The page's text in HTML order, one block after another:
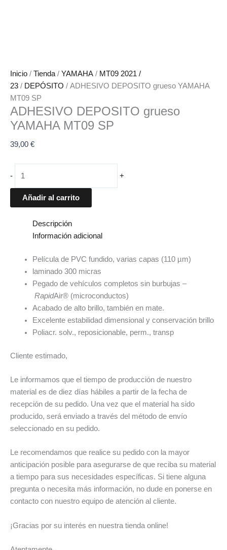
Inicio / Tienda / YAMAHA / MT09 2021 /
23 / DEPÓSITO / ADHESIVO DEPOSITO grueso YAMAHA
MT09 SP
ADHESIVO DEPOSITO grueso
YAMAHA MT09 SP
39,00 €
- +
Añadir al carrito
Descripción
Información adicional
Película de PVC fundido, varias capas (110 µm)
laminado 300 micras
Pegado de vehículos completos sin burbujas –
RapidAir® (microconductos)
Acabado de alto brillo, también en mate.
Excelente estabilidad dimensional y conservación brillo
Poliacr. solv., reposicionable, perm., transp
Cliente estimado,
Le informamos que el tiempo de producción de nuestro
material es de diez días hábiles a partir de la fecha de
recepción de su pedido. Una vez que el material ha sido
producido, será enviado a través del método de envío
seleccionado en su pedido.
Le recomendamos que realice su pedido con la mayor
anticipación posible para asegurarse de que reciba su material
a tiempo para sus necesidades específicas. Si tiene alguna
pregunta o necesita más información, no dude en ponerse en
contacto con nuestro equipo de atención al cliente.
¡Gracias por su interés en nuestra tienda online!